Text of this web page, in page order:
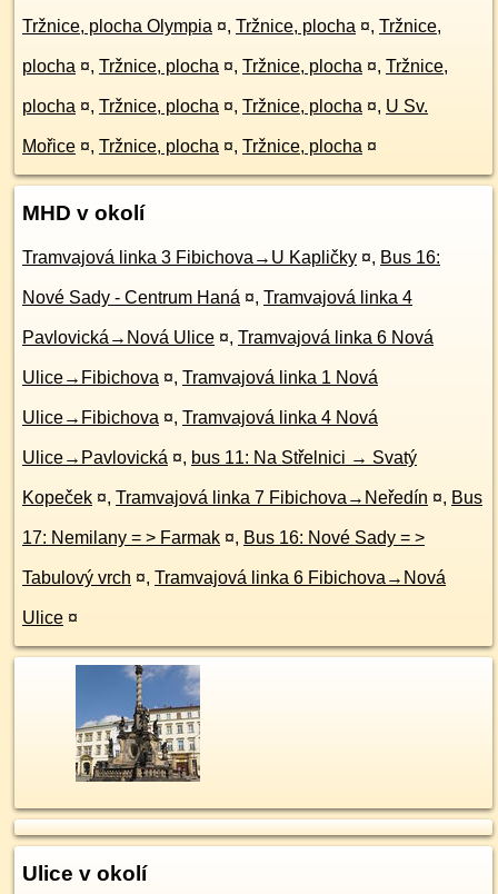
Tržnice, plocha Olympia ¤, Tržnice, plocha ¤, Tržnice,
plocha ¤, Tržnice, plocha ¤, Tržnice, plocha ¤, Tržnice,
plocha ¤, Tržnice, plocha ¤, Tržnice, plocha ¤, U Sv.
Mořice ¤, Tržnice, plocha ¤, Tržnice, plocha ¤
MHD v okolí
Tramvajová linka 3 Fibichova→U Kapličky ¤, Bus 16:
Nové Sady - Centrum Haná ¤, Tramvajová linka 4
Pavlovická→Nová Ulice ¤, Tramvajová linka 6 Nová
Ulice→Fibichova ¤, Tramvajová linka 1 Nová
Ulice→Fibichova ¤, Tramvajová linka 4 Nová
Ulice→Pavlovická ¤, bus 11: Na Střelnici → Svatý
Kopeček ¤, Tramvajová linka 7 Fibichova→Neředín ¤, Bus
17: Nemilany = > Farmak ¤, Bus 16: Nové Sady = >
Tabulový vrch ¤, Tramvajová linka 6 Fibichova→Nová
Ulice ¤
Ulice v okolí